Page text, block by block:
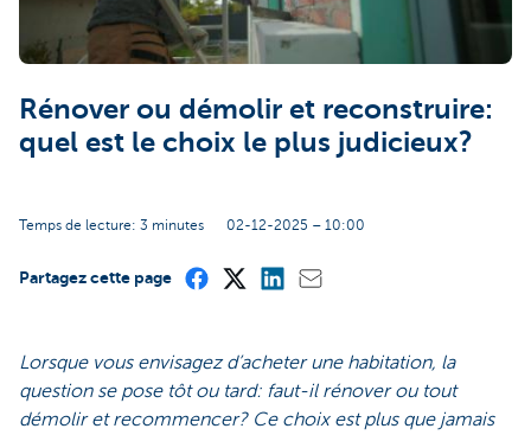
Brussels
Rénover ou démolir et reconstruire:
quel est le choix le plus judicieux?
Temps de lecture: 3 minutes 02-12-2025 – 10:00
Partagez cette page
Lorsque vous envisagez d’acheter une habitation, la
question se pose tôt ou tard: faut-il rénover ou tout
démolir et recommencer? Ce choix est plus que jamais